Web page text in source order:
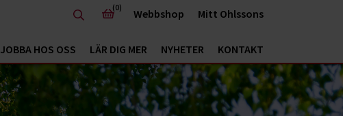
JOBBA HOS OSS LÄR DIG MER NYHETER KONTAKT
(0) Webbshop Mitt Ohlssons